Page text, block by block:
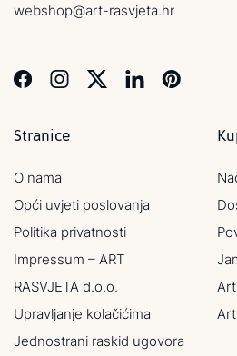
webshop@art-rasvjeta.hr
Stranice
O nama
Opći uvjeti poslovanja
Politika privatnosti
Impressum – ART
RASVJETA d.o.o.
Upravljanje kolačićima
Jednostrani raskid ugovora